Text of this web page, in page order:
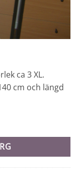
ca 3 XL.
cm och längd